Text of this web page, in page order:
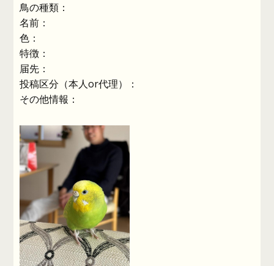
鳥の種類：
名前：
色：
特徴：
届先：
投稿区分（本人or代理）：
その他情報：